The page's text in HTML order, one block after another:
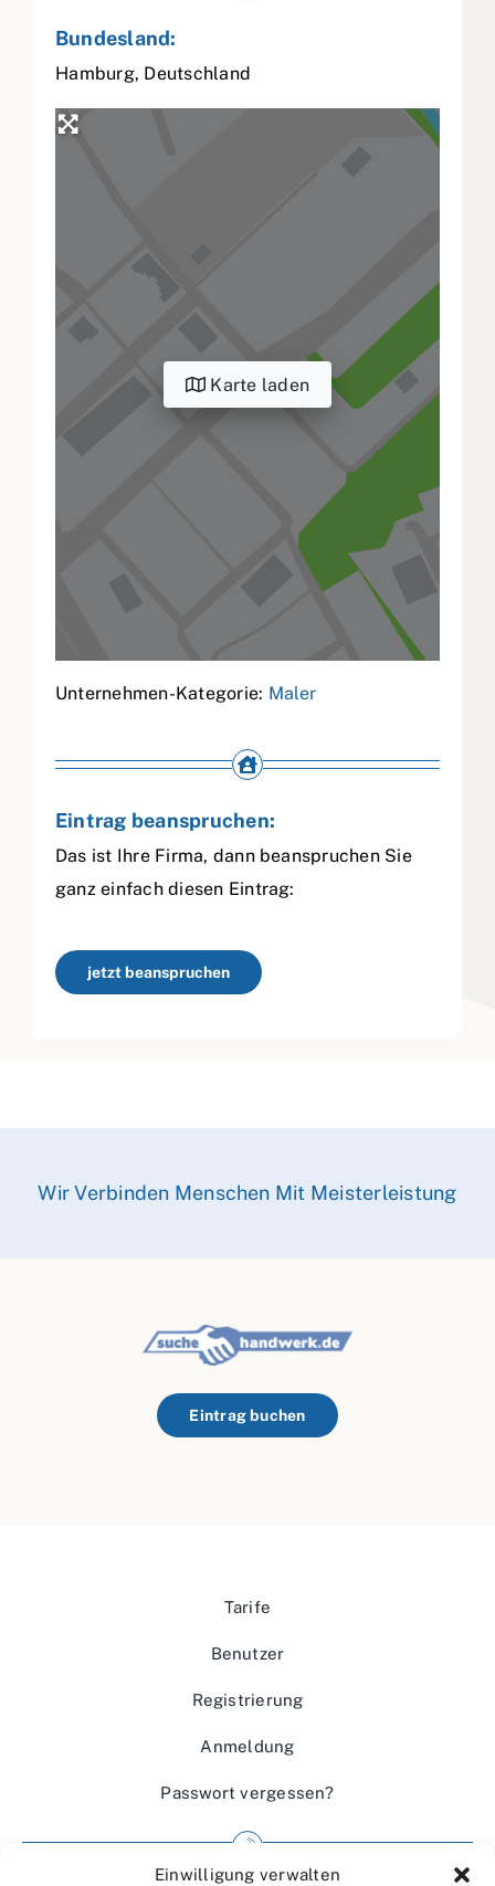
Einwilligung verwalten
Bundesland:
Hamburg, Deutschland
Karte laden
Unternehmen-Kategorie: Maler
Eintrag beanspruchen:
Das ist Ihre Firma, dann beanspruchen Sie
ganz einfach diesen Eintrag:
jetzt beanspruchen
Wir Verbinden Menschen Mit Meisterleistung
Eintrag buchen
Tarife
Benutzer
Registrierung
Anmeldung
Passwort vergessen?